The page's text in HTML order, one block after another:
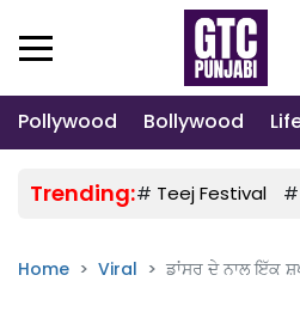
Pollywood Bollywood
Trending:# Teej Festival #
Home Viral ਡਾਂਸਰ ਦੇ ਨਾਲ ਇੱਕ